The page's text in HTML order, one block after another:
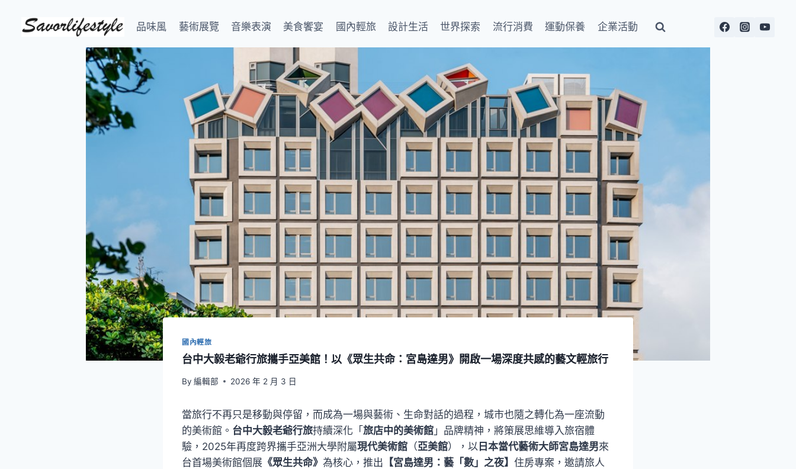
品味風 藝術展覽 音樂表演 美食饗宴 國內輕旅 設計生活 世界探索 流行消費 運動保養 企業活動
國內輕旅
台中大毅老爺行旅攜手亞美館！以《眾生共命：宮島達男》開啟一場深度共感的藝文輕旅行
By 編輯部 2026 年 2 月 3 日
當旅行不再只是移動與停留，而成為一場與藝術、生命對話的過程，城市也隨之轉化為一座流動
的美術館。 台中大毅老爺行旅持續深化「旅店中的美術館 」品牌精神，將策展思維導入旅宿體
驗，2025年再度跨界攜手亞洲大學附屬現代美術館 （亞美館），以 日本當代藝術大師宮島達男來
台首場美術館個展 《眾生共命》 為核心，推出 【宮島達男：藝「數」之夜】 住房專案，邀請旅人